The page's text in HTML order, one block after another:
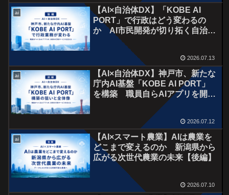
ai
【AI×自治体DX】「KOBE AI
PORT」で行政はどう変わるの
か AI市民開発が切り拓く自治体
DXの未来【後編】
2026.07.13
ai
【AI×自治体DX】神戸市、新たな
庁内AI基盤「KOBE AI PORT」
を構築 職員自らAIアプリを開発
する時代へ【前編】
2026.07.12
ai
【AI×スマート農業】AIは農業を
どこまで変えるのか 新潟県から
広がる次世代農業の未来【後編】
2026.07.10